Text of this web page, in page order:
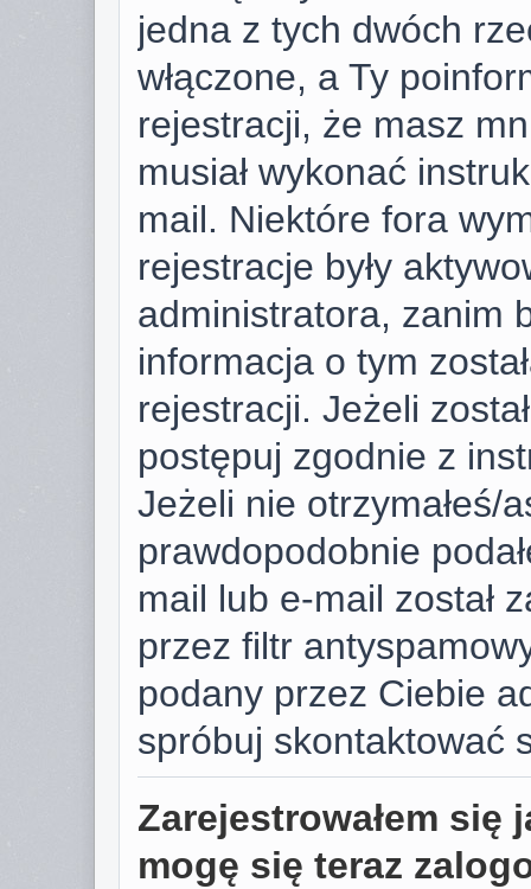
jedna z tych dwóch
włączone, a Ty
rejestracji, że masz
musiał wykonać
mail. Niektóre fora
rejestracje były
administratora, zanim
informacja o tym
rejestracji. Jeżeli
postępuj zgodnie z
Jeżeli nie otrzymałeś/
prawdopodobnie
mail lub e-mail został
przez filtr
podany przez Ciebie
spróbuj skontaktować
Zarejestrowałem się
mogę się teraz